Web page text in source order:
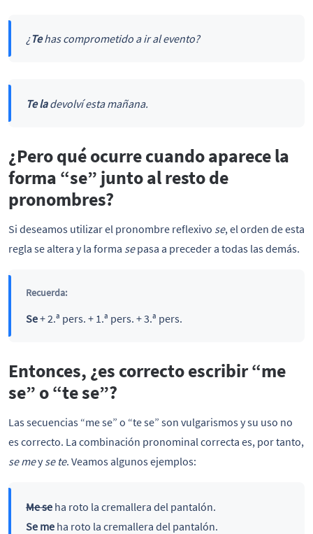
¿Tehas comprometido a ir al evento?
Te ladevolví esta mañana.
¿Pero qué ocurre cuando aparece la
forma “se” junto al resto de
pronombres?
Si deseamos utilizar el pronombre reflexivo se, el orden de esta
regla se altera y la forma sepasa a preceder a todas las demás.
Recuerda:
Se+ 2.ª pers. + 1.ª pers. + 3.ª pers.
Entonces, ¿es correcto escribir “me
se” o “te se”?
Las secuencias “me se” o “te se” son vulgarismos y su uso no
es correcto. La combinación pronominal correcta es, por tanto,
se meyse te. Veamos algunos ejemplos:
Me seha roto la cremallera del pantalón.
Se meha roto la cremallera del pantalón.